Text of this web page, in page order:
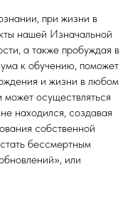
при жизни в
нашей Изначальной
а также пробуждая в
к обучению, поможет
и жизни в любом
может осуществляться
находился, создавая
собственной
бессмертным
или